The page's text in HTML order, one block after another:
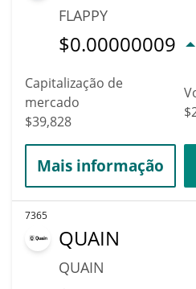
FLAPPY
$0.00000009
Capitalização de
mercado
$39,828
Mais informação
7365
QUAIN
QUAIN